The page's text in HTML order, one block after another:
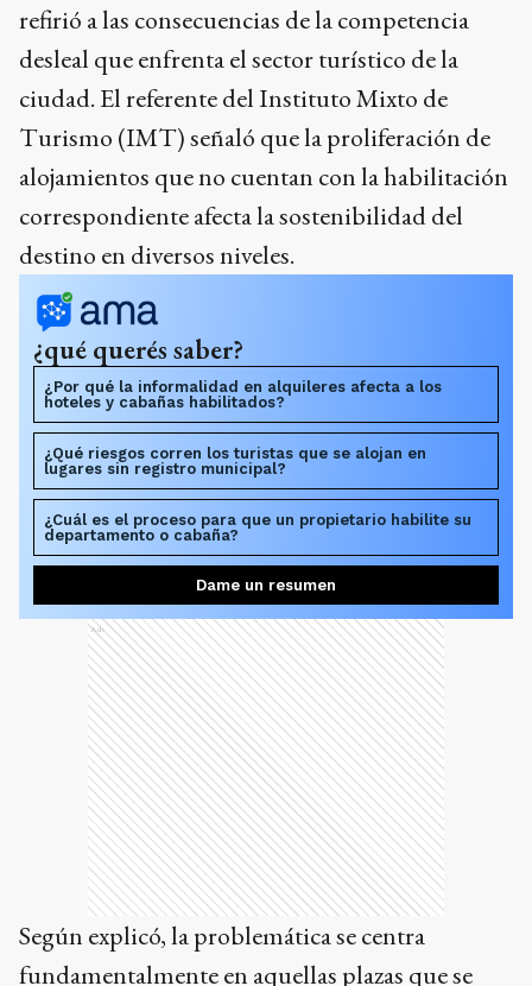
refirió a las consecuencias de la competencia
desleal que enfrenta el sector turístico de la
ciudad. El referente del Instituto Mixto de
Turismo (IMT) señaló que la proliferación de
alojamientos que no cuentan con la habilitación
correspondiente afecta la sostenibilidad del
destino en diversos niveles.
¿qué querés saber?
¿Por qué la informalidad en alquileres afecta a los
hoteles y cabañas habilitados?
¿Qué riesgos corren los turistas que se alojan en
lugares sin registro municipal?
¿Cuál es el proceso para que un propietario habilite su
departamento o cabaña?
Dame un resumen
Ads
Según explicó, la problemática se centra
fundamentalmente en aquellas plazas que se